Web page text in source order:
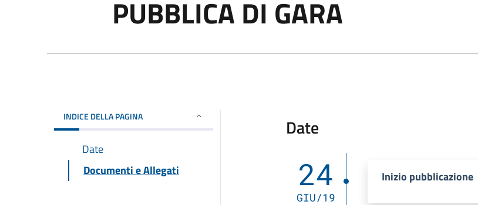
PUBBLICA DI GARA
INDICE DELLA PAGINA
Date
Documenti e Allegati
Date
24
GIU/19
Inizio pubblicazione